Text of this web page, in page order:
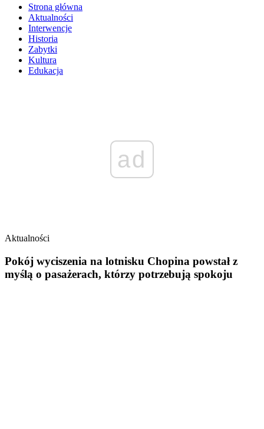
Strona główna
Aktualności
Interwencje
Historia
Zabytki
Kultura
Edukacja
ad
Aktualności
Pokój wyciszenia na lotnisku Chopina powstał z
myślą o pasażerach, którzy potrzebują spokoju